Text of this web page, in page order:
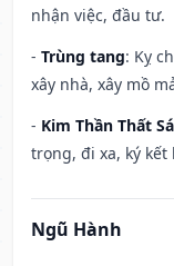
nhận việc, đầu tư.
- Trùng tang: Kỵ
xây nhà, xây mồ
- Kim Thần Thất
trọng, đi xa, ký
Ngũ Hành